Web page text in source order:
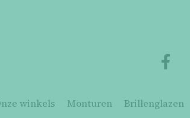
winkels Monturen Brillenglazen